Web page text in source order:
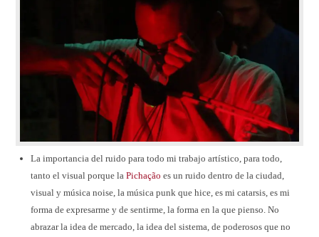
La importancia del ruido para todo mi trabajo artístico, para todo,
tanto el visual porque laPichação es un ruido dentro de la ciudad,
visual y música noise, la música punk que hice, es mi catarsis, es mi
forma de expresarme y de sentirme, la forma en la que pienso. No
abrazar la idea de mercado, la idea del sistema, de poderosos que no